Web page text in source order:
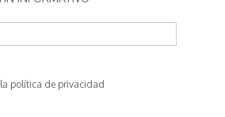
política de privacidad